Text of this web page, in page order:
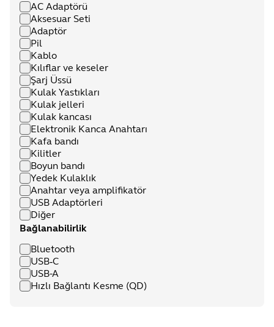
AC Adaptörü
Aksesuar Seti
Adaptör
Pil
Kablo
Kılıflar ve keseler
Şarj Üssü
Kulak Yastıkları
Kulak jelleri
Kulak kancası
Elektronik Kanca Anahtarı
Kafa bandı
Kilitler
Boyun bandı
Yedek Kulaklık
Anahtar veya amplifikatör
USB Adaptörleri
Diğer
Bağlanabilirlik
Bluetooth
USB‑C
USB-A
Hızlı Bağlantı Kesme (QD)